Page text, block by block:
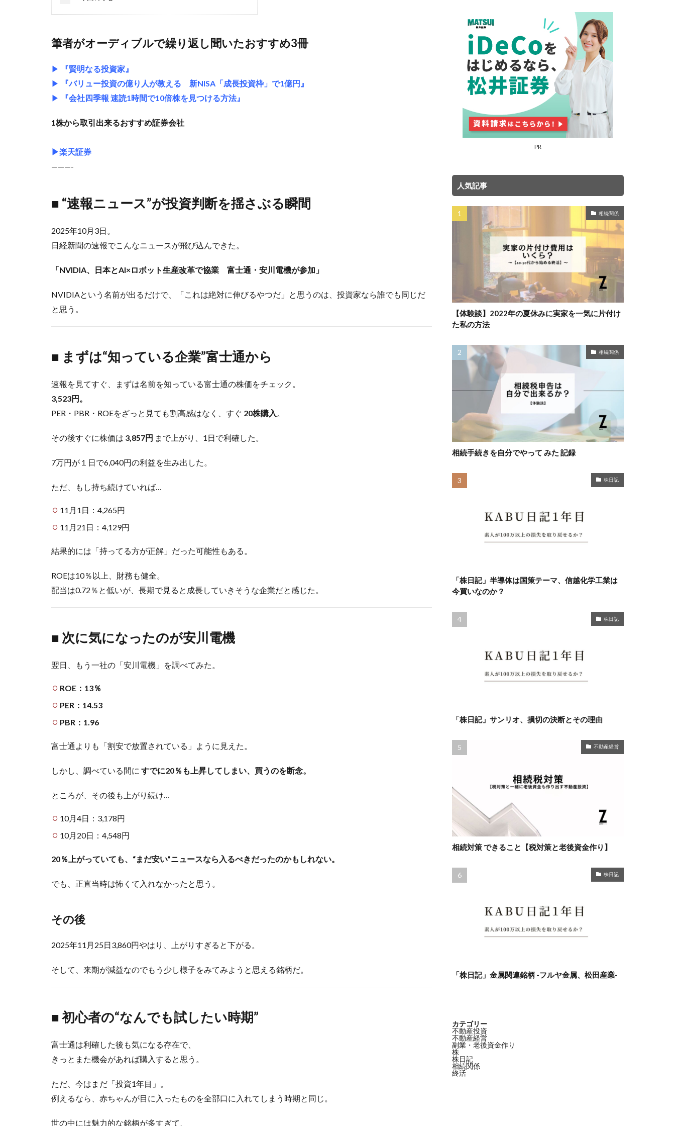
筆者がオーディブルで繰り返し聞いたおすすめ3冊
▶
『賢明なる投資家』
▶
『バリュー投資の億り人が教える 新NISA「成長投資枠」で1億円』
▶
『会社四季報 速読1時間で10倍株を見つける方法』
1株から取引出来るおすすめ証券会社
▶楽天証券
———-
■ “速報ニュース”が投資判断を揺さぶる瞬間
2025年10月3日。
日経新聞の速報でこんなニュースが飛び込んできた。
「NVIDIA、日本とAI×ロボット生産改革で協業 富士通・安川電機が参加」
NVIDIAという名前が出るだけで、「これは絶対に伸びるやつだ」と思うのは、投資家なら誰でも同じだ
と思う。
■ まずは“知っている企業”富士通から
速報を見てすぐ、まずは名前を知っている富士通の株価をチェック。
3,523円。
PER・PBR・ROEをざっと見ても割高感はなく、すぐ 20株購入 。
その後すぐに株価は 3,857円 まで上がり、1日で利確した。
7万円が１日で6,040円の利益を生み出した。
ただ、もし持ち続けていれば…
11月1日：4,265円
11月21日：4,129円
結果的には「持ってる方が正解」だった可能性もある。
ROEは10％以上、財務も健全。
配当は0.72％と低いが、長期で見ると成長していきそうな企業だと感じた。
■ 次に気になったのが安川電機
翌日、もう一社の「安川電機」を調べてみた。
ROE：13％
PER：14.53
PBR：1.96
富士通よりも「割安で放置されている」ように見えた。
しかし、調べている間に すでに20％も上昇してしまい、買うのを断念。
ところが、その後も上がり続け…
10月4日：3,178円
10月20日：4,548円
20％上がっていても、“まだ安い”ニュースなら入るべきだったのかもしれない。
でも、正直当時は怖くて入れなかったと思う。
その後
2025年11月25日3,860円やはり、上がりすぎると下がる。
そして、来期が減益なのでもう少し様子をみてみようと思える銘柄だ。
■ 初心者の“なんでも試したい時期”
富士通は利確した後も気になる存在で、
きっとまた機会があれば購入すると思う。
ただ、今はまだ「投資1年目」。
例えるなら、赤ちゃんが目に入ったものを全部口に入れてしまう時期と同じ。
世の中には魅力的な銘柄が多すぎて、
PR
人気記事
相続関係
【体験談】2022年の夏休みに実家を一気に片付け
た私の方法
相続関係
相続手続きを自分でやって みた 記録
株日記
「株日記」半導体は国策テーマ、信越化学工業は
今買いなのか？
株日記
「株日記」サンリオ、損切の決断とその理由
不動産経営
相続対策 できること【税対策と老後資金作り】
株日記
「株日記」金属関連銘柄 -フルヤ金属、松田産業-
カテゴリー
不動産投資
不動産経営
副業・老後資金作り
株
株日記
相続関係
終活